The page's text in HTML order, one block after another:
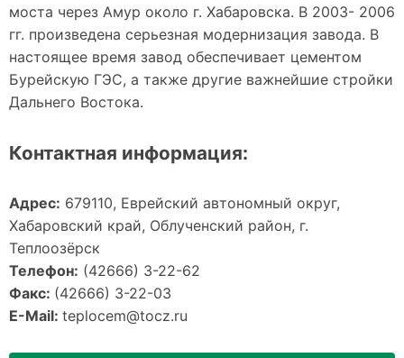
моста через Амур около г. Хабаровска. В 2003- 2006
гг. произведена серьезная модернизация завода. В
настоящее время завод обеспечивает цементом
Бурейскую ГЭС, а также другие важнейшие стройки
Дальнего Востока.
Контактная информация:
Адрес: 679110, Еврейский автономный округ,
Хабаровский край, Облученский район, г.
Теплоозёрск
Телефон: (42666) 3-22-62
Факс: (42666) 3-22-03
E-Mail: teplocem@tocz.ru